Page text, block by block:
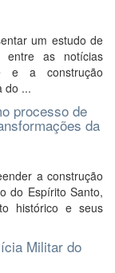
um estudo de
as notícias
e a construção
do ...
processo de
da
a construção
do Espírito Santo,
histórico e seus
Militar do